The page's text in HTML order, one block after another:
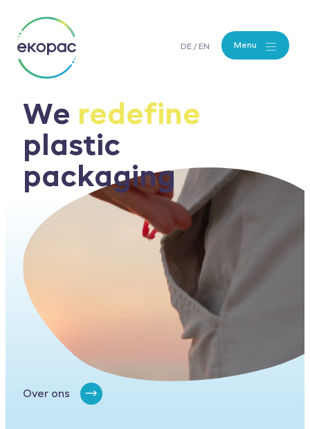
DE EN Menu
We redefine
plastic
packaging
Over ons